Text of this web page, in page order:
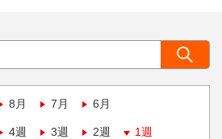
8月 7月 6月
4週 3週 2週 1週